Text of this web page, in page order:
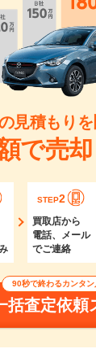
見積もり
で売
STEP2
買取店から
電話、メール
でご連絡
90秒で終わるカンタン
括査定依頼